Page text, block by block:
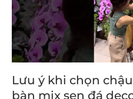
Lưu ý khi chọn
bàn mix sen đá